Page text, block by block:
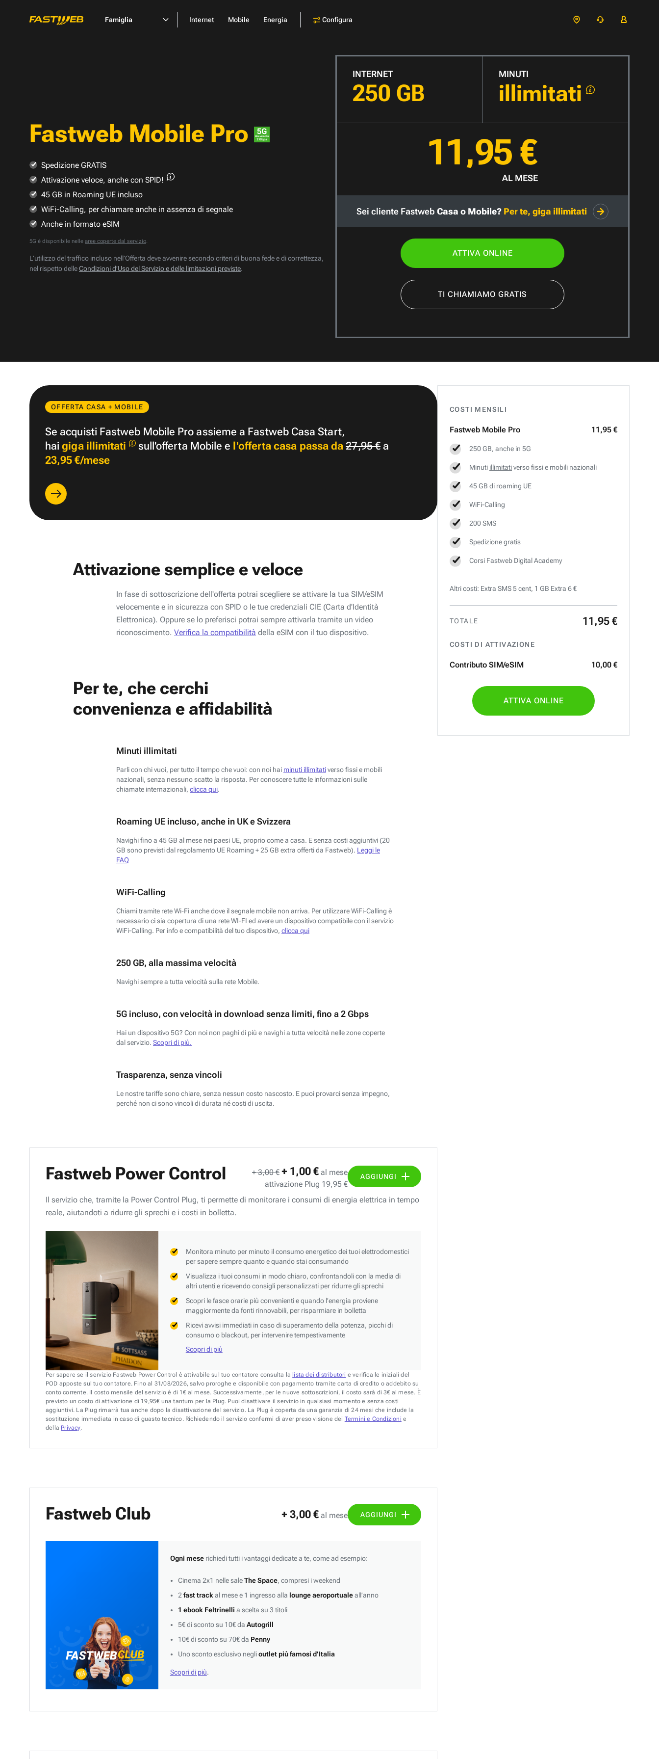
Famiglia Internet Mobile Energia Configura
Fastweb Mobile Pro
INTERNET
250 GB
MINUTI
illimitati
11,95 €
AL MESE
Sei cliente Fastweb Casa o Mobile? Per te, giga illimitati
ATTIVA ONLINE
TI CHIAMIAMO GRATIS
Spedizione GRATIS
Attivazione veloce, anche con SPID!
45 GB in Roaming UE incluso
WiFi-Calling, per chiamare anche in assenza di segnale
Anche in formato eSIM
5G è disponibile nelle aree coperte dal servizio.
L’utilizzo del traffico incluso nell’Offerta deve avvenire secondo criteri di buona fede e di correttezza,
nel rispetto delleCondizioni d’Uso del Servizio e delle limitazioni previste.
COSTI MENSILI
Fastweb Mobile Pro 11,95 €
250 GB, anche in 5G
Minuti illimitativerso fissi e mobili nazionali
45 GB di roaming UE
WiFi-Calling
200 SMS
Spedizione gratis
Corsi Fastweb Digital Academy
Altri costi: Extra SMS 5 cent, 1 GB Extra 6 €
TOTALE 11 ,95 €
COSTI DI ATTIVAZIONE
Contributo SIM/eSIM 10,00 €
ATTIVA ONLINE
OFFERTA CASA + MOBILE
Se acquisti Fastweb Mobile Pro assieme a Fastweb Casa Start,
haigiga illimitati sull'offerta Mobile e l'offerta casa passa da 27,95 €a
23,95 €/mese
Attivazione semplice e veloce
In fase di sottoscrizione dell'offerta potrai scegliere se attivare la tua SIM/eSIM
velocemente e in sicurezza con SPID o le tue credenziali CIE (Carta d'Identità
Elettronica). Oppure se lo preferisci potrai sempre attivarla tramite un video
riconoscimento. Verifica la compatibilità della eSIM con il tuo dispositivo.
Per te, che cerchi
convenienza e affidabilità
Minuti illimitati
Parli con chi vuoi, per tutto il tempo che vuoi: con noi hai minuti illimitativerso fissi e mobili
nazionali, senza nessuno scatto la risposta. Per conoscere tutte le informazioni sulle
chiamate internazionali, clicca qui.
Roaming UE incluso, anche in UK e Svizzera
Navighi fino a 45 GB al mese nei paesi UE, proprio come a casa. E senza costi aggiuntivi (20
GB sono previsti dal regolamento UE Roaming + 25 GB extra offerti da Fastweb). Leggi le
FAQ
WiFi-Calling
Chiami tramite rete Wi-Fi anche dove il segnale mobile non arriva. Per utilizzare WiFi-Calling è
necessario ci sia copertura di una rete WI-FI ed avere un dispositivo compatibile con il servizio
WiFi-Calling. Per info e compatibilità del tuo dispositivo, clicca qui
250 GB, alla massima velocità
Navighi sempre a tutta velocità sulla rete Mobile.
5G incluso, con velocità in download senza limiti, fino a 2 Gbps
Hai un dispositivo 5G? Con noi non paghi di più e navighi a tutta velocità nelle zone coperte
dal servizio. Scopri di più.
Trasparenza, senza vincoli
Le nostre tariffe sono chiare, senza nessun costo nascosto. E puoi provarci senza impegno,
perché non ci sono vincoli di durata né costi di uscita.
Fastweb Power Control + 3,00 € + 1,00 € al mese
attivazione Plug 19,95 €
AGGIUNGI
Il servizio che, tramite la Power Control Plug, ti permette di monitorare i consumi di energia elettrica in tempo
reale, aiutandoti a ridurre gli sprechi e i costi in bolletta.
Monitora minuto per minuto il consumo energetico dei tuoi elettrodomestici
per sapere sempre quanto e quando stai consumando
Visualizza i tuoi consumi in modo chiaro, confrontandoli con la media di
altri utenti e ricevendo consigli personalizzati per ridurre gli sprechi
Scopri le fasce orarie più convenienti e quando l’energia proviene
maggiormente da fonti rinnovabili, per risparmiare in bolletta
Ricevi avvisi immediati in caso di superamento della potenza, picchi di
consumo o blackout, per intervenire tempestivamente
Scopri di più
Per sapere se il servizio Fastweb Power Control è attivabile sul tuo contatore consulta la lista dei distributori e verifica le iniziali del
POD apposte sul tuo contatore. Fino al 31/08/2026, salvo proroghe e disponibile con pagamento tramite carta di credito o addebito su
conto corrente. Il costo mensile del servizio è di 1€ al mese. Successivamente, per le nuove sottoscrizioni, il costo sarà di 3€ al mese. È
previsto un costo di attivazione di 19,95€ una tantum per la Plug. Puoi disattivare il servizio in qualsiasi momento e senza costi
aggiuntivi. La Plug rimarrà tua anche dopo la disattivazione del servizio. La Plug è coperta da una garanzia di 24 mesi che include la
sostituzione immediata in caso di guasto tecnico. Richiedendo il servizio confermi di aver preso visione dei Termini e Condizioni e
della Privacy.
Fastweb Club + 3,00 € al mese AGGIUNGI
Ogni meserichiedi tutti i vantaggi dedicate a te, come ad esempio:
Cinema 2x1 nelle saleThe Space, compresi i weekend
2 fast track al mese e 1 ingresso alla lounge aeroportualeall’anno
1 ebook Feltrinelli a scelta su 3 titoli
5€ di sconto su 10€ da Autogrill
10€ di sconto su 70€ da Penny
Uno sconto esclusivo neglioutlet più famosi d’Italia
Scopri di più.